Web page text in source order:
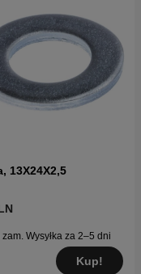
13X24X2,5
zam. Wysyłka za 2–5 dni
Kup!